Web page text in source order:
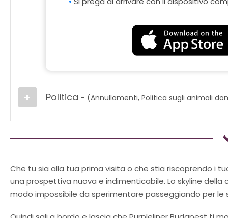
Politica – (Annullamenti, Politica sugli animali
Che tu sia alla tua prima visita o che stia riscoprendo i
una prospettiva nuova e indimenticabile. Lo skyline
modo impossibile da sperimentare passeggiando per le